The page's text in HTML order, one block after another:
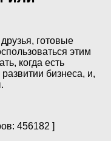
готовые
этим
когда есть
бизнеса, и,
456182 ]